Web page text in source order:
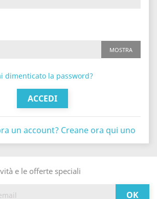
MOSTRA
dimenticato la password?
ACCEDI
un account? Creane ora qui uno
e le offerte speciali